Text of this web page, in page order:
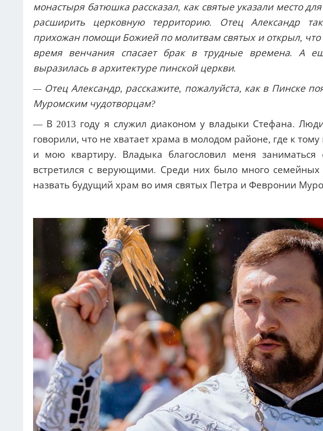
монастыря батюшка рассказал, как святые указали место
расширить церковную территорию. Отец Александр
прихожан помощи Божией по молитвам святых и открыл,
время венчания спасает брак в трудные времена. А
выразилась в архитектуре пинской церкви.
— Отец Александр, расскажите, пожалуйста, как в Пинске
Муромским чудотворцам?
— В 2013 году я служил диаконом у владыки Стефана.
говорили, что не хватает храма в молодом районе, где к
и мою квартиру. Владыка благословил меня заниматься
встретился с верующими. Среди них было много
назвать будущий храм во имя святых Петра и Февронии